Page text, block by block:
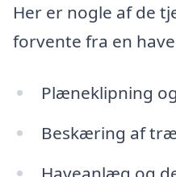
Her er nogle af de
forvente fra en
Plæneklipning
Beskæring af